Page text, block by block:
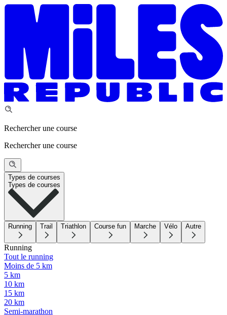
Rechercher une course
Rechercher une course
Types de courses
Types de courses
Running Trail Triathlon Course fun Marche Vélo Autre
Running
Tout le running
Moins de 5 km
5 km
10 km
15 km
20 km
Semi-marathon